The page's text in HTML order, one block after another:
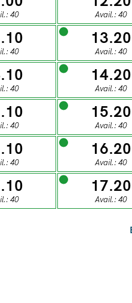
29
WEDNESDAY
05
TUESDAY
11
WEDNESDAY
12
TUESDAY WEDNESDAY
19
40 Avail.: 40
40
13.20
Avail.: 40
40
14.20
Avail.: 40
40
15.20
Avail.: 40
40
16.20
Avail.: 40
40
17.20
Avail.: 40